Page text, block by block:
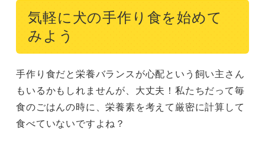
気軽に犬の手作り食を始めて
みよう
手作り食だと栄養バランスが心配という飼い主さん
もいるかもしれませんが、大丈夫！私たちだって毎
食のごはんの時に、栄養素を考えて厳密に計算して
食べていないですよね？